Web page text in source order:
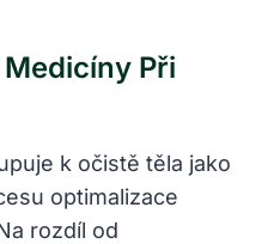
Při
k očistě těla jako
optimalizace
rozdíl od